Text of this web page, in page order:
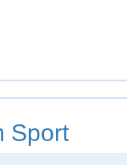
Sport